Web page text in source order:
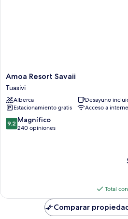
Amoa
Resort
Savaii
Tuasivi
Amoa Resort Savaii
Tuasivi
Alberca
Desayuno
Estacionamiento gratis
Acceso a
9.2
de
9.2 Magnífico
240 opiniones
Total
Comparar